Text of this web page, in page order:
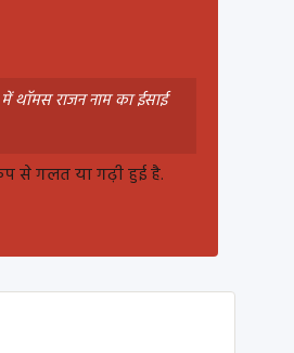
थॉमस राजन नाम का ईसाई
से गलत या गढ़ी हुई है.